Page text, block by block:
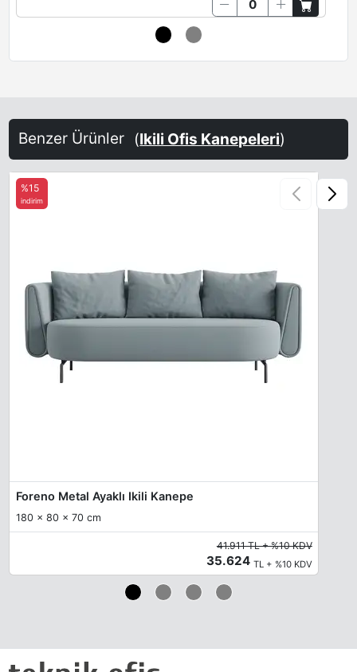
Benzer Ürünler (Ikili Ofis Kanepeleri)
Foreno Metal Ayaklı Ikili Kanepe
180 x 80 x 70 cm
%15
indirim
41.911 TL + %10 KDV
35.624 TL + %10 KDV